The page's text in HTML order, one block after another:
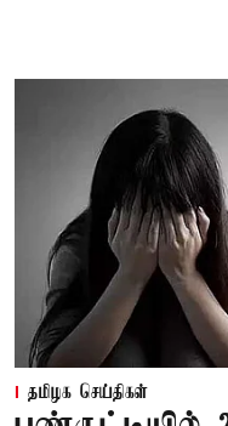
தமிழக செய்திகள்